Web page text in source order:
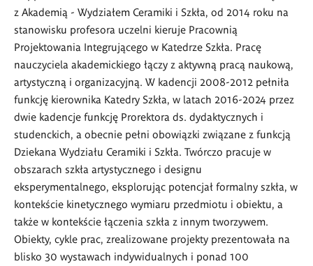
z Akademią - Wydziałem Ceramiki i Szkła, od 2014 roku na
stanowisku profesora uczelni kieruje Pracownią
Projektowania Integrującego w Katedrze Szkła. Pracę
nauczyciela akademickiego łączy z aktywną pracą naukową,
artystyczną i organizacyjną. W kadencji 2008-2012 pełniła
funkcję kierownika Katedry Szkła, w latach 2016-2024 przez
dwie kadencje funkcję Prorektora ds. dydaktycznych i
studenckich, a obecnie pełni obowiązki związane z funkcją
Dziekana Wydziału Ceramiki i Szkła. Twórczo pracuje w
obszarach szkła artystycznego i designu
eksperymentalnego, eksplorując potencjał formalny szkła, w
kontekście kinetycznego wymiaru przedmiotu i obiektu, a
także w kontekście łączenia szkła z innym tworzywem.
Obiekty, cykle prac, zrealizowane projekty prezentowała na
blisko 30 wystawach indywidualnych i ponad 100